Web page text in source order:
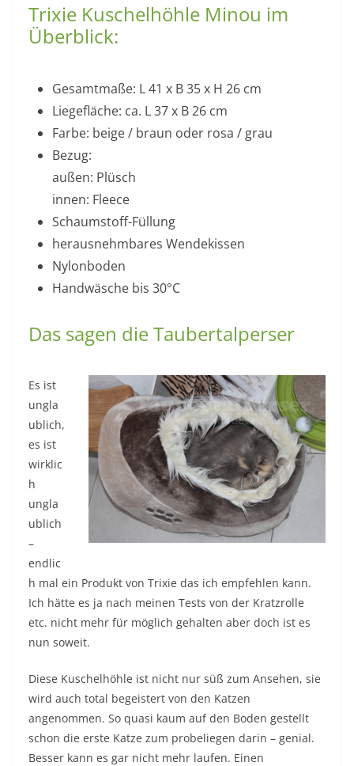
Trixie Kuschelhöhle Minou im
Überblick:
Gesamtmaße: L 41 x B 35 x H 26 cm
Liegefläche: ca. L 37 x B 26 cm
Farbe: beige / braun oder rosa / grau
Bezug:
außen: Plüsch
innen: Fleece
Schaumstoff-Füllung
herausnehmbares Wendekissen
Nylonboden
Handwäsche bis 30°C
Das sagen die Taubertalperser
Es ist
ungla
ublich,
es ist
wirklic
h
ungla
ublich
–
endlic
h mal ein Produkt von Trixie das ich empfehlen kann.
Ich hätte es ja nach meinen Tests von der Kratzrolle
etc. nicht mehr für möglich gehalten aber doch ist es
nun soweit.
Diese Kuschelhöhle ist nicht nur süß zum Ansehen, sie
wird auch total begeistert von den Katzen
angenommen. So quasi kaum auf den Boden gestellt
schon die erste Katze zum probeliegen darin – genial.
Besser kann es gar nicht mehr laufen. Einen